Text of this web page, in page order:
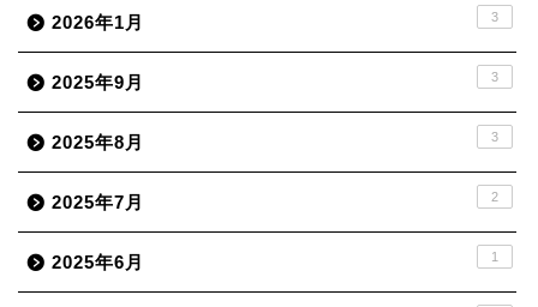
2026年1月 3
2025年9月 3
2025年8月 3
2025年7月 2
2025年6月 1